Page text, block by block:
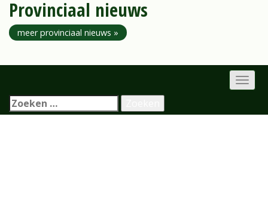
Provinciaal nieuws
meer provinciaal nieuws »
Zoeken naar: